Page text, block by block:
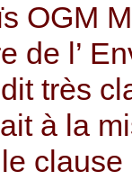
OGM
de l’
très
à la
clause